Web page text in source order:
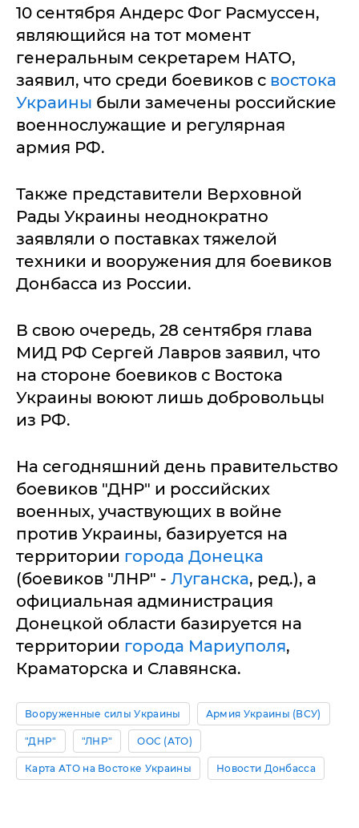
10 сентября Андерс Фог Расмуссен,
являющийся на тот момент
генеральным секретарем НАТО,
заявил, что среди боевиков с востока
Украины были замечены российские
военнослужащие и регулярная
армия РФ.
Также представители Верховной
Рады Украины неоднократно
заявляли о поставках тяжелой
техники и вооружения для боевиков
Донбасса из России.
В свою очередь, 28 сентября глава
МИД РФ Сергей Лавров заявил, что
на стороне боевиков с Востока
Украины воюют лишь добровольцы
из РФ.
На сегодняшний день правительство
боевиков "ДНР" и российских
военных, участвующих в войне
против Украины, базируется на
территории города Донецка
(боевиков "ЛНР" - Луганска, ред.), а
официальная администрация
Донецкой области базируется на
территории города Мариуполя,
Краматорска и Славянска.
Вооруженные силы Украины Армия Украины (ВСУ)
"ДНР" "ЛНР" ООС (АТО)
Карта АТО на Востоке Украины Новости Донбасса